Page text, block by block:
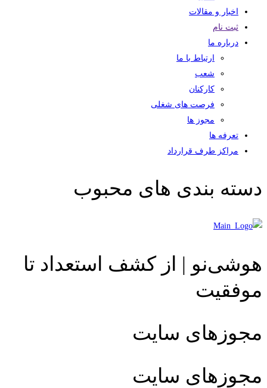
اخبار و مقالات
ثبت نام
درباره ما
ارتباط با ما
شعب
کارکنان
فرصت های شغلی
مجوز ها
تعرفه ها
مراکز طرف قرارداد
دسته بندی های محبوب
هوشی‌نو | از کشف استعداد تا
موفقیت
مجوزهای سایت
مجوزهای سایت